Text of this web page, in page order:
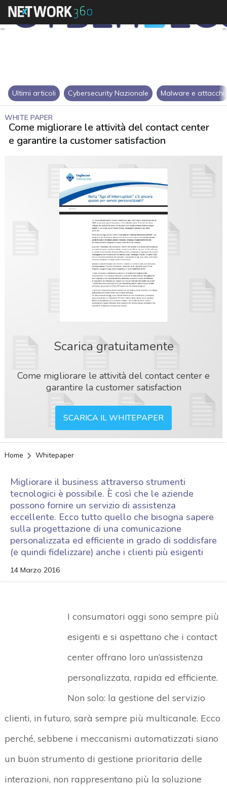
Ultimi articoli Cybersecurity Nazionale Malware e attacchi
WHITE PAPER
Come migliorare le attività del contact center
e garantire la customer satisfaction
Scarica gratuitamente
Come migliorare le attività del contact center e
garantire la customer satisfaction
SCARICA IL WHITEPAPER
Home Whitepaper
Migliorare il business attraverso strumenti
tecnologici è possibile. È così che le aziende
possono fornire un servizio di assistenza
eccellente. Ecco tutto quello che bisogna sapere
sulla progettazione di una comunicazione
personalizzata ed efficiente in grado di soddisfare
(e quindi fidelizzare) anche i clienti più esigenti
14 Marzo 2016
I consumatori oggi sono sempre più
esigenti e si aspettano che i contact
center offrano loro un’assistenza
personalizzata, rapida ed efficiente.
Non solo: la gestione del servizio
clienti, in futuro, sarà sempre più multicanale. Ecco
perché, sebbene i meccanismi automatizzati siano
un buon strumento di gestione prioritaria delle
interazioni, non rappresentano più la soluzione